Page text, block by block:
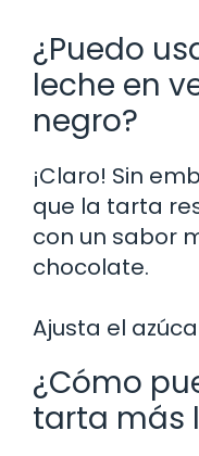
¿Puedo
leche en
negro?
¡Claro! Sin
que la tarta
con un sabor
chocolate.
Ajusta el
¿Cómo
tarta más